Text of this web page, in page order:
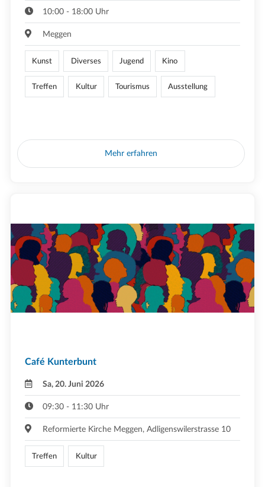
10:00 - 18:00 Uhr
Meggen
Kunst Diverses Jugend Kino
Treffen Kultur Tourismus Ausstellung
Mehr erfahren
Café Kunterbunt
Sa, 20. Juni 2026
09:30 - 11:30 Uhr
Reformierte Kirche Meggen, Adligenswilerstrasse 10
Treffen Kultur